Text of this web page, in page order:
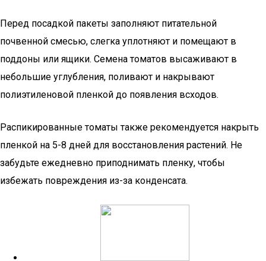
Перед посадкой пакеты заполняют питательной
почвенной смесью, слегка уплотняют и помещают в
поддоны или ящики. Семена томатов высаживают в
небольшие углубления, поливают и накрывают
полиэтиленовой пленкой до появления всходов.
Распикированные томаты также рекомендуется накрыть
пленкой на 5-8 дней для восстановления растений. Не
забудьте ежедневно приподнимать пленку, чтобы
избежать повреждения из-за конденсата.